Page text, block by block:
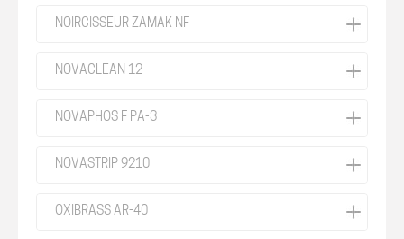
NOIRCISSEUR ZAMAK NF
NOVACLEAN 12
NOVAPHOS F PA-3
NOVASTRIP 9210
OXIBRASS AR-40